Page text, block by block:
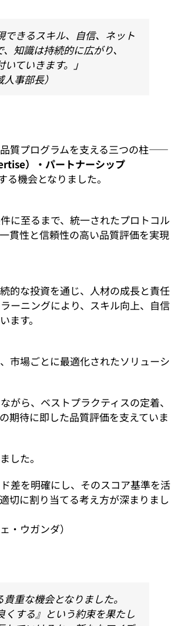
できるスキル、自信、ネット
知識は持続的に広がり、
ていきます。」
事部長）
質プログラムを支える三つの柱――
）・パートナーシップ
機会となりました。
に至るまで、統一されたプロトコル
貫性と信頼性の高い品質評価を実現
的な投資を通じ、人材の成長と責任
ーニングにより、スキル向上、自信
ます。
市場ごとに最適化されたソリューシ
がら、ベストプラクティスの定着、
期待に即した品質評価を支えていま
した。
差を明確にし、そのスコア基準を活
切に割り当てる考え方が深まりまし
・ウガンダ）
重な機会となりました。
くする』という約束を果たし